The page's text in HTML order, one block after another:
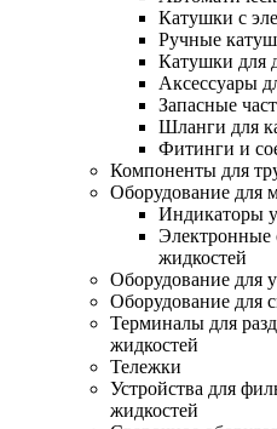
Катушки с
Ручные
Катушки для
Аксессуары
Запасные
Шланги для
Фитинги и
Компоненты для
Оборудование для
Индикаторы
Электронные
жидкостей
Оборудование для
Оборудование для
Терминалы для
жидкостей
Тележки
Устройства для
жидкостей